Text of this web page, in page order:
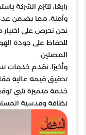
رابعًا، تلتزم الشركة
وآمنة، مما يضمن عدم
نحن نحرص على اختيار
للحفاظ على جودة
المصلين.
وأخيرًا، نقدم خدمات
تحقيق قيمة عالية
خدمة متميزة تلبي
نظافة وقدسية